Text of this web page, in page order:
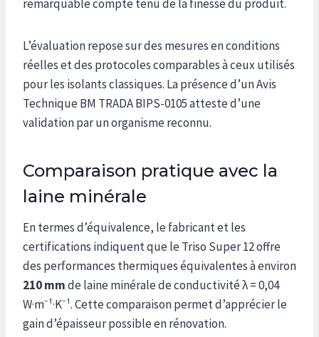
remarquable compte tenu de la finesse du produit.
L’évaluation repose sur des mesures en conditions
réelles et des protocoles comparables à ceux utilisés
pour les isolants classiques. La présence d’un Avis
Technique BM TRADA BIPS-0105 atteste d’une
validation par un organisme reconnu.
Comparaison pratique avec la
laine minérale
En termes d’équivalence, le fabricant et les
certifications indiquent que le Triso Super 12 offre
des performances thermiques équivalentes à environ
210 mmde laine minérale de conductivité λ = 0,04
W·m⁻¹·K⁻¹. Cette comparaison permet d’apprécier le
gain d’épaisseur possible en rénovation.